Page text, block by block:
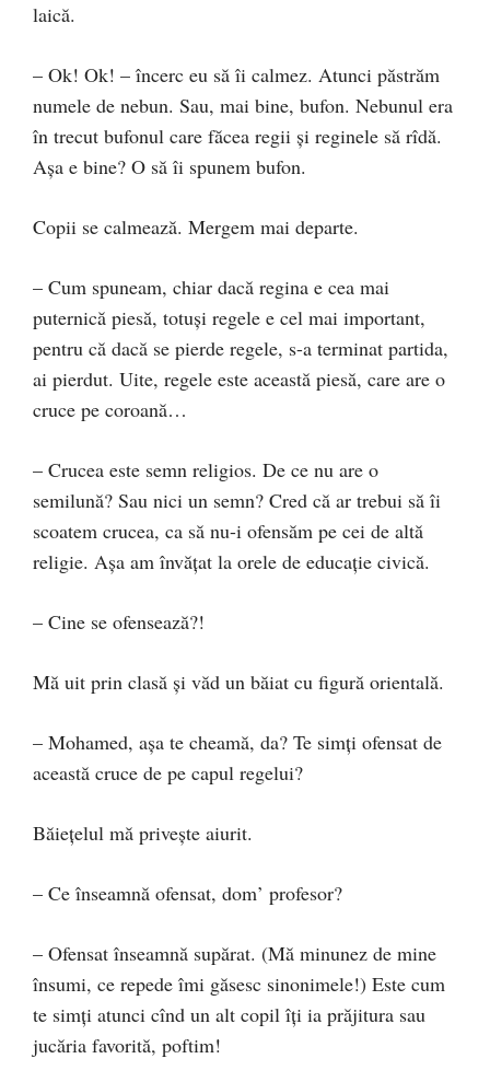
laică.
– Ok! Ok! – încerc eu să îi calmez. Atunci păstrăm
numele de nebun. Sau, mai bine, bufon. Nebunul era
în trecut bufonul care făcea regii și reginele să rîdă.
Așa e bine? O să îi spunem bufon.
Copii se calmează. Mergem mai departe.
– Cum spuneam, chiar dacă regina e cea mai
puternică piesă, totuși regele e cel mai important,
pentru că dacă se pierde regele, s-a terminat partida,
ai pierdut. Uite, regele este această piesă, care are o
cruce pe coroană…
– Crucea este semn religios. De ce nu are o
semilună? Sau nici un semn? Cred că ar trebui să îi
scoatem crucea, ca să nu-i ofensăm pe cei de altă
religie. Așa am învățat la orele de educație civică.
– Cine se ofensează?!
Mă uit prin clasă și văd un băiat cu figură orientală.
– Mohamed, așa te cheamă, da? Te simți ofensat de
această cruce de pe capul regelui?
Băiețelul mă privește aiurit.
– Ce înseamnă ofensat, dom’ profesor?
– Ofensat înseamnă supărat. (Mă minunez de mine
însumi, ce repede îmi găsesc sinonimele!) Este cum
te simți atunci cînd un alt copil îți ia prăjitura sau
jucăria favorită, poftim!